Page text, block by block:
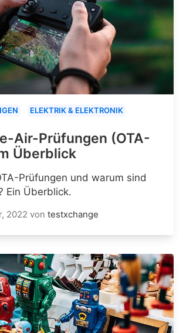
ELEKTRIK & ELEKTRONIK
Air-Prüfungen (OTA-
Überblick
Prüfungen und warum sind
Ein Überblick.
2022 von testxchange